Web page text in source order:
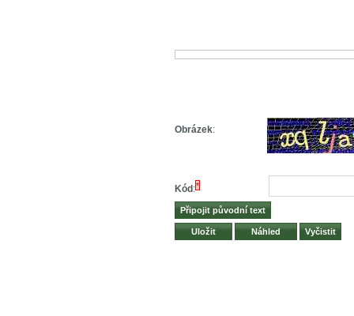
Obrázek:
Kód :*